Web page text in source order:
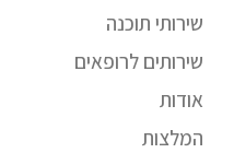
שירותי תוכנה
שירותים לרופאים
אודות
המלצות